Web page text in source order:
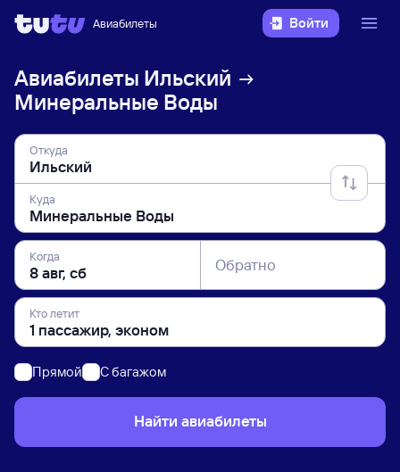
Авиабилеты Войти
Авиабилеты Ильский
Минеральные Воды
Откуда
Куда
Когда Обратно
Кто летит
Прямой C багажом
Найти авиабилеты